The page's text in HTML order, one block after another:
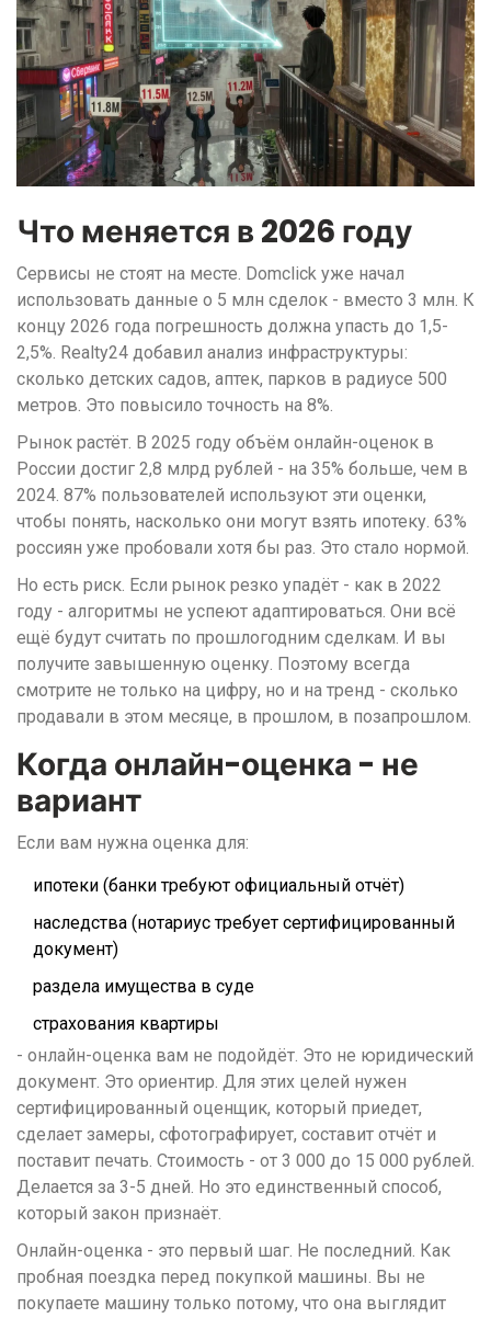
Что меняется в 2026 году
Сервисы не стоят на месте. Domclick уже начал
использовать данные о 5 млн сделок - вместо 3 млн. К
концу 2026 года погрешность должна упасть до 1,5-
2,5%. Realty24 добавил анализ инфраструктуры:
сколько детских садов, аптек, парков в радиусе 500
метров. Это повысило точность на 8%.
Рынок растёт. В 2025 году объём онлайн-оценок в
России достиг 2,8 млрд рублей - на 35% больше, чем в
2024. 87% пользователей используют эти оценки,
чтобы понять, насколько они могут взять ипотеку. 63%
россиян уже пробовали хотя бы раз. Это стало нормой.
Но есть риск. Если рынок резко упадёт - как в 2022
году - алгоритмы не успеют адаптироваться. Они всё
ещё будут считать по прошлогодним сделкам. И вы
получите завышенную оценку. Поэтому всегда
смотрите не только на цифру, но и на тренд - сколько
продавали в этом месяце, в прошлом, в позапрошлом.
Когда онлайн-оценка - не
вариант
Если вам нужна оценка для:
ипотеки (банки требуют официальный отчёт)
наследства (нотариус требует сертифицированный
документ)
раздела имущества в суде
страхования квартиры
- онлайн-оценка вам не подойдёт. Это не юридический
документ. Это ориентир. Для этих целей нужен
сертифицированный оценщик, который приедет,
сделает замеры, сфотографирует, составит отчёт и
поставит печать. Стоимость - от 3 000 до 15 000 рублей.
Делается за 3-5 дней. Но это единственный способ,
который закон признаёт.
Онлайн-оценка - это первый шаг. Не последний. Как
пробная поездка перед покупкой машины. Вы не
покупаете машину только потому, что она выглядит